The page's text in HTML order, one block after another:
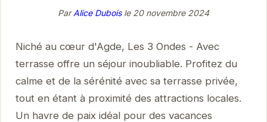
ParAlice Duboisle 20 novembre 2024
Niché au cœur d'Agde, Les 3 Ondes - Avec
terrasse offre un séjour inoubliable. Profitez du
calme et de la sérénité avec sa terrasse privée,
tout en étant à proximité des attractions locales.
Un havre de paix idéal pour des vacances